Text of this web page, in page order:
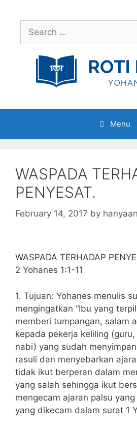
contentSearch
for:
Menu
WASPADA
PENYESAT.
February 14, 2017 by
WASPADA TERHADAP
2 Yohanes 1:1-11
1. Tujuan: Yohanes menulis
mengingatkan “Ibu yang
memberi tumpangan, salam
kepada pekerja keliling
nabi) yang sudah
rasuli dan menyebarkan
tidak ikut berperan dalam
yang salah sehingga ikut
mengecam ajaran palsu
yang dikecam dalam surat 1